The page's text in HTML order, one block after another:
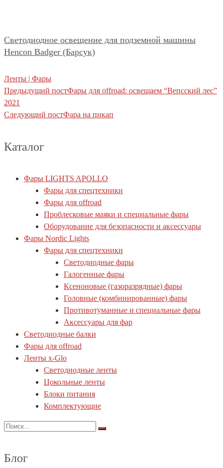
Светодиодное освещение для подземной машины
Hencon Badger (Барсук)
Ленты | Фары
Предыдущий постФары для offroad: освещаем “Вепсский лес”
2021
Следующий постФара на пикап
Каталог
Фары LIGHTS APOLLO
Фары для спецтехники
Фары для offroad
Проблесковые маяки и специальные фары
Оборудование для безопасности и аксессуары
Фары Nordic Lights
Фары для спецтехники
Светодиодные фары
Галогенные фары
Ксеноновые (газоразрядные) фары
Головные (комбинированные) фары
Противотуманные и специальные фары
Аксессуары для фар
Светодиодные балки
Фары для offroad
Ленты x-Glo
Светодиодные ленты
Цокольные ленты
Блоки питания
Комплектующие
Search
Блог